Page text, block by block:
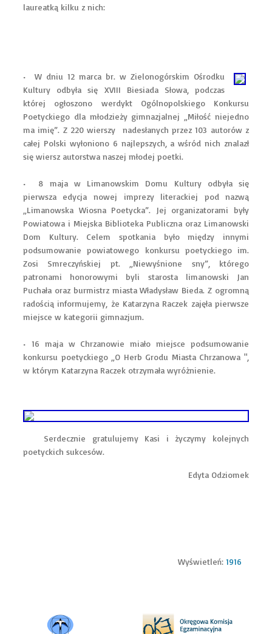
laureatką kilku z nich:
• W dniu 12 marca br. w Zielonogórskim Ośrodku
Kultury odbyła się XVIII Biesiada Słowa, podczas
której ogłoszono werdykt Ogólnopolskiego Konkursu
Poetyckiego dla młodzieży gimnazjalnej „Miłość niejedno
ma imię”. Z 220 wierszy nadesłanych przez 103 autorów z
całej Polski wyłoniono 6 najlepszych, a wśród nich znalazł
się wiersz autorstwa naszej młodej poetki.
• 8 maja w Limanowskim Domu Kultury odbyła się
pierwsza edycja nowej imprezy literackiej pod nazwą
„Limanowska Wiosna Poetycka”. Jej organizatorami były
Powiatowa i Miejska Biblioteka Publiczna oraz Limanowski
Dom Kultury. Celem spotkania było między innymi
podsumowanie powiatowego konkursu poetyckiego im.
Zosi Smreczyńskiej pt. „Niewyśnione sny”, którego
patronami honorowymi byli starosta limanowski Jan
Puchała oraz burmistrz miasta Władysław Bieda. Z ogromną
radością informujemy, że Katarzyna Raczek zajęła pierwsze
miejsce w kategorii gimnazjum.
• 16 maja w Chrzanowie miało miejsce podsumowanie
konkursu poetyckiego „O Herb Grodu Miasta Chrzanowa ",
w którym Katarzyna Raczek otrzymała wyróżnienie.
Serdecznie gratulujemy Kasi i życzymy kolejnych
poetyckich sukcesów.
Edyta Odziomek
Wyświetleń:1916